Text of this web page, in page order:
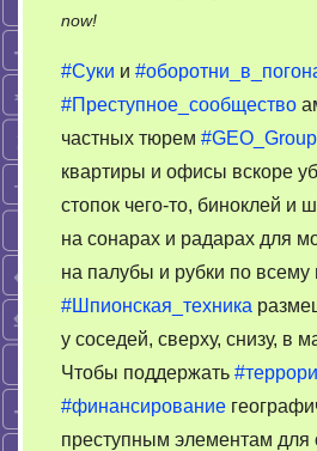
now!on
работает
криминальная
разведка
ссучившихся.
Финансирование.
#Суки и
#Преступное_сообщество
частных тюрем #GEO_Group
квартиры и офисы вскоре
стопок чего-то, биноклей и
на сонарах и радарах для
на палубы и рубки по всему
#Шпионская_техника
у соседей, сверху, снизу, в
Чтобы поддержать
#финансирование
преступным элементам для